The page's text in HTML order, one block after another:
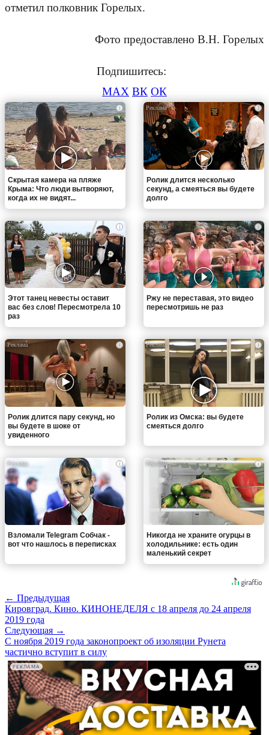
отметил полковник Горелых.
Фото предоставлено В.Н. Горелых
Подпишитесь:
MAX ВК ОК
i
Скрытая камера на пляже
Крыма: Что люди вытворяют,
когда их не видят...
i
Ролик длится несколько
секунд, а смеяться вы будете
долго
i
Этот танец невесты оставит
вас без слов! Пересмотрела 10
раз
i
Ржу не переставая, это видео
пересмотришь не раз
i
Ролик длится пару секунд, но
вы будете в шоке от
увиденного
i
Ролик из Омска: вы будете
смеяться долго
i
Взломали Telegram Собчак -
вот что нашлось в переписках
i
Никогда не храните огурцы в
холодильнике: есть один
маленький секрет
← Предыдущая
Кировград. Кино. КИНОНЕДЕЛЯ с 18 апреля до 24 апреля
2019 года
Следующая →
C ноября 2019 года законопроект об изоляции Рунета
частично вступит в силу
РЕКЛАМА